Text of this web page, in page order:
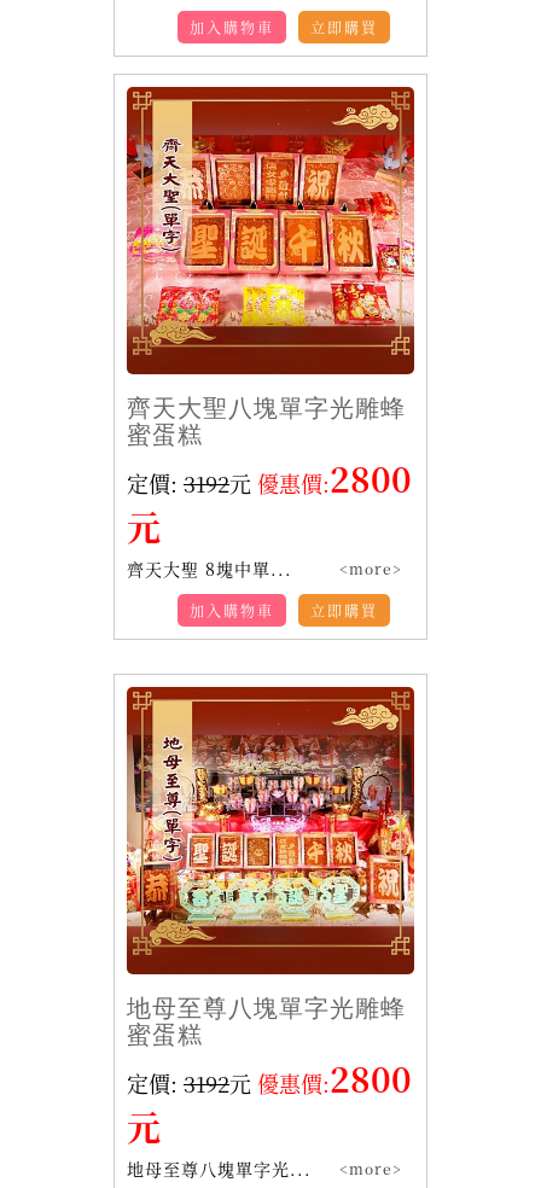
立即購買
加入購物車
齊天大聖八塊單字光雕蜂
蜜蛋糕
定價: 3192元 優惠價:2800
元
齊天大聖 8塊中單... <more>
立即購買
加入購物車
地母至尊八塊單字光雕蜂
蜜蛋糕
定價: 3192元 優惠價:2800
元
地母至尊八塊單字光... <more>